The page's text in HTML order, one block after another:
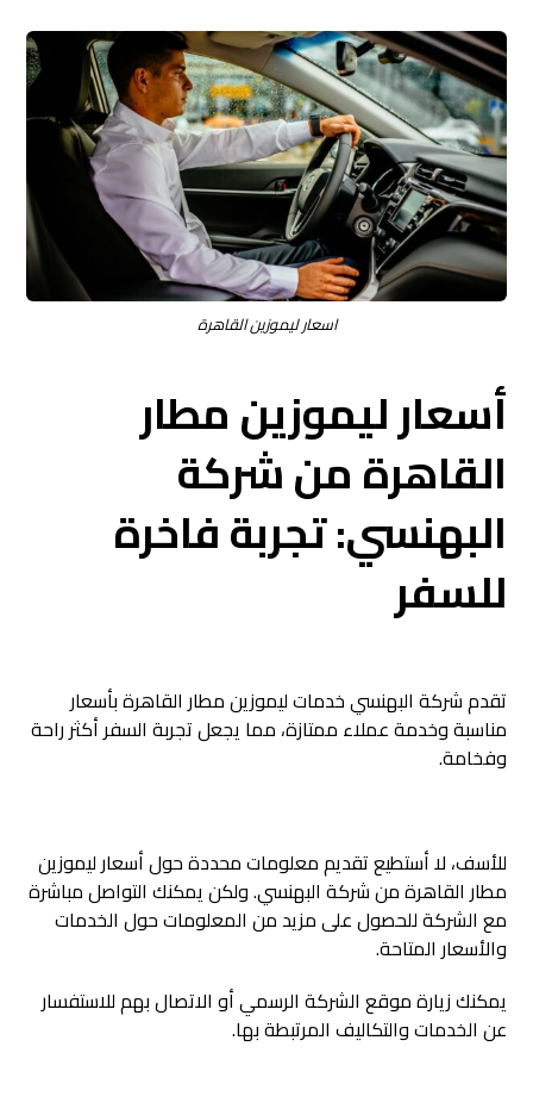
اسعار ليموزين القاهرة
أسعار ليموزين مطار
القاهرة من شركة
البهنسي: تجربة فاخرة
للسفر
تقدم شركة البهنسي خدمات ليموزين مطار القاهرة بأسعار
مناسبة وخدمة عملاء ممتازة، مما يجعل تجربة السفر أكثر راحة
وفخامة.
للأسف، لا أستطيع تقديم معلومات محددة حول أسعار ليموزين
مطار القاهرة من شركة البهنسي. ولكن يمكنك التواصل مباشرة
مع الشركة للحصول على مزيد من المعلومات حول الخدمات
والأسعار المتاحة.
يمكنك زيارة موقع الشركة الرسمي أو الاتصال بهم للاستفسار
عن الخدمات والتكاليف المرتبطة بها.